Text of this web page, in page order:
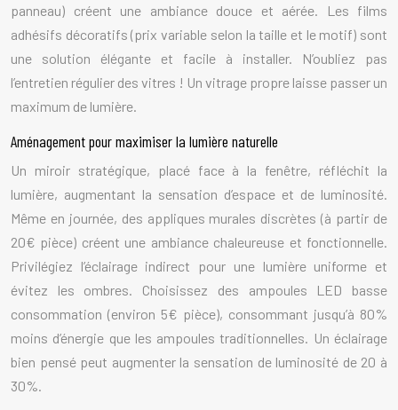
panneau) créent une ambiance douce et aérée. Les films
adhésifs décoratifs (prix variable selon la taille et le motif) sont
une solution élégante et facile à installer. N’oubliez pas
l’entretien régulier des vitres ! Un vitrage propre laisse passer un
maximum de lumière.
Aménagement pour maximiser la lumière naturelle
Un miroir stratégique, placé face à la fenêtre, réfléchit la
lumière, augmentant la sensation d’espace et de luminosité.
Même en journée, des appliques murales discrètes (à partir de
20€ pièce) créent une ambiance chaleureuse et fonctionnelle.
Privilégiez l’éclairage indirect pour une lumière uniforme et
évitez les ombres. Choisissez des ampoules LED basse
consommation (environ 5€ pièce), consommant jusqu’à 80%
moins d’énergie que les ampoules traditionnelles. Un éclairage
bien pensé peut augmenter la sensation de luminosité de 20 à
30%.